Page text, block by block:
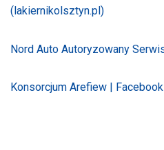
(lakiernikolsztyn.pl)
Nord Auto Autoryzowany
Konsorcjum Arefiew | Facebook